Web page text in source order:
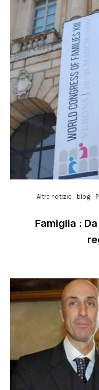
Altre notizie blog
Famiglia :